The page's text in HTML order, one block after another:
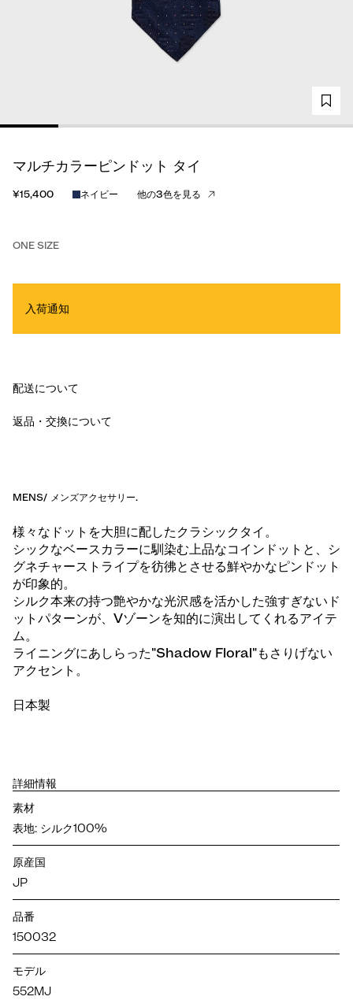
マルチカラーピンドット タイ
¥15,400 ネイビー 他の3色を見る
ONE SIZE
入荷通知
配送について
返品・交換について
MENS/ メンズアクセサリー.
様々なドットを大胆に配したクラシックタイ。
シックなベースカラーに馴染む上品なコインドットと、シ
グネチャーストライプを彷彿とさせる鮮やかなピンドット
が印象的。
シルク本来の持つ艶やかな光沢感を活かした強すぎないド
ットパターンが、Vゾーンを知的に演出してくれるアイテ
ム。
ライニングにあしらった"Shadow Floral"もさりげない
アクセント。
日本製
詳細情報
素材
表地: シルク100%
原産国
JP
品番
150032
モデル
552MJ